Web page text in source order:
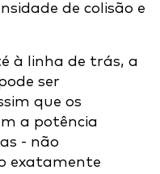
de colisão e
à linha de trás, a
ser
que os
a potência
- não
exatamente